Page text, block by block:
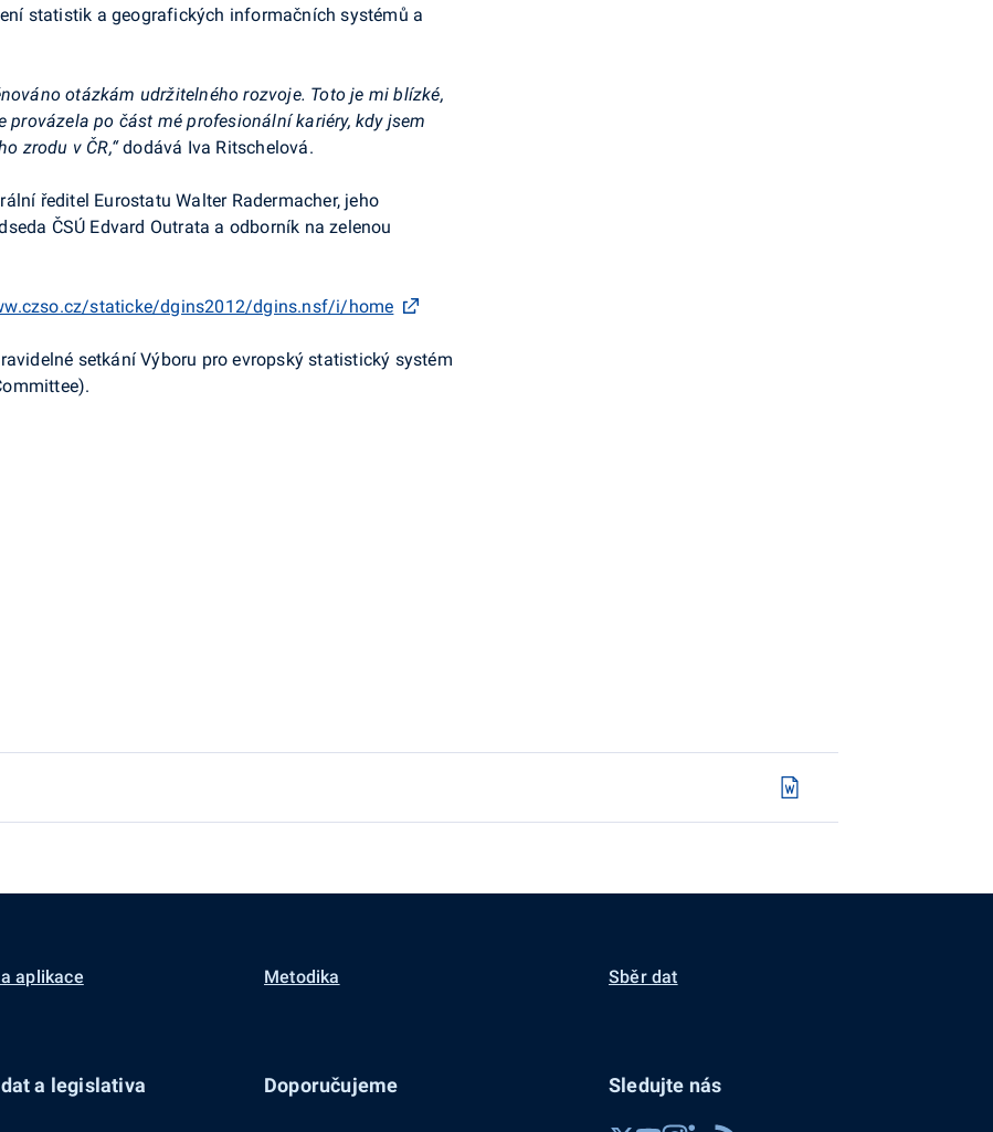
statistik a geografických informačních systémů a
otázkám udržitelného rozvoje. Toto je mi blízké,
po část mé profesionální kariéry, kdy jsem
zrodu v ČR,“dodává Iva Ritschelová.
ředitel Eurostatu Walter Radermacher, jeho
ČSÚ Edvard Outrata a odborník na zelenou
staticke/dgins2012/dgins.nsf/i/home
setkání Výboru pro evropský statistický systém
aplikace Metodika Sběr dat
a legislativa Doporučujeme Sledujte nás